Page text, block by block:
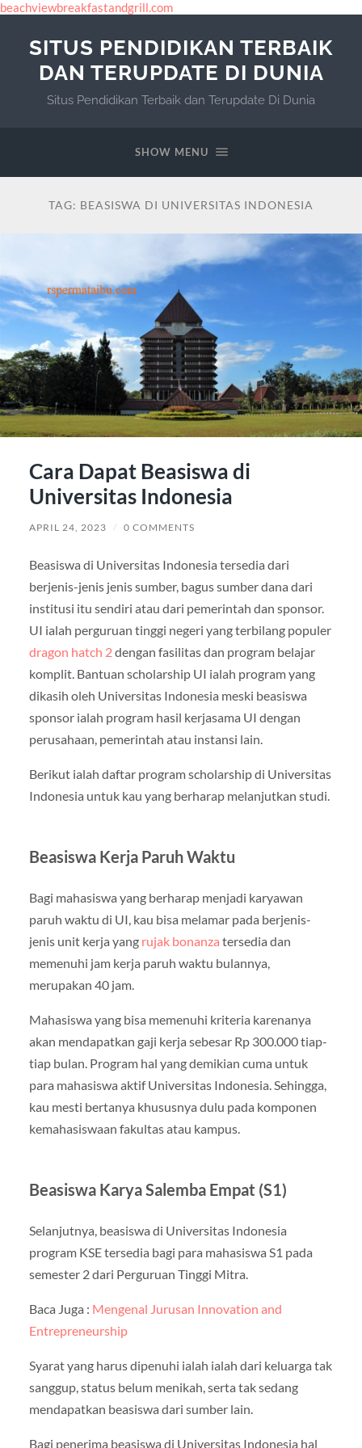
beachviewbreakfastandgrill.com
SITUS PENDIDIKAN TERBAIK
DAN TERUPDATE DI DUNIA
Situs Pendidikan Terbaik dan Terupdate Di Dunia
SHOW MENU
TAG: BEASISWA DI UNIVERSITAS INDONESIA
Cara Dapat Beasiswa di
Universitas Indonesia
APRIL 24, 2023 / 0 COMMENTS
Beasiswa di Universitas Indonesia tersedia dari
berjenis-jenis jenis sumber, bagus sumber dana dari
institusi itu sendiri atau dari pemerintah dan sponsor.
UI ialah perguruan tinggi negeri yang terbilang populer
dragon hatch 2dengan fasilitas dan program belajar
komplit. Bantuan scholarship UI ialah program yang
dikasih oleh Universitas Indonesia meski beasiswa
sponsor ialah program hasil kerjasama UI dengan
perusahaan, pemerintah atau instansi lain.
Berikut ialah daftar program scholarship di Universitas
Indonesia untuk kau yang berharap melanjutkan studi.
Beasiswa Kerja Paruh Waktu
Bagi mahasiswa yang berharap menjadi karyawan
paruh waktu di UI, kau bisa melamar pada berjenis-
jenis unit kerja yang rujak bonanza tersedia dan
memenuhi jam kerja paruh waktu bulannya,
merupakan 40 jam.
Mahasiswa yang bisa memenuhi kriteria karenanya
akan mendapatkan gaji kerja sebesar Rp 300.000 tiap-
tiap bulan. Program hal yang demikian cuma untuk
para mahasiswa aktif Universitas Indonesia. Sehingga,
kau mesti bertanya khususnya dulu pada komponen
kemahasiswaan fakultas atau kampus.
Beasiswa Karya Salemba Empat (S1)
Selanjutnya, beasiswa di Universitas Indonesia
program KSE tersedia bagi para mahasiswa S1 pada
semester 2 dari Perguruan Tinggi Mitra.
Baca Juga : Mengenal Jurusan Innovation and
Entrepreneurship
Syarat yang harus dipenuhi ialah ialah dari keluarga tak
sanggup, status belum menikah, serta tak sedang
mendapatkan beasiswa dari sumber lain.
Bagi penerima beasiswa di Universitas Indonesia hal